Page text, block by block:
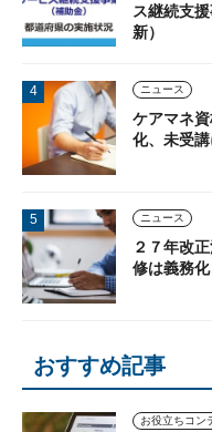
ス継続支
新）
ニュース
ケアマネ
化、未受
ニュース
２７年改
修は義務化
おすすめ記事